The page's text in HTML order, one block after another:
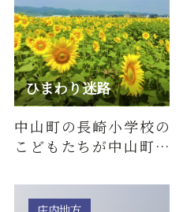
ひまわり迷路
中山町の長崎小学校の
こどもたちが中山町を
たアイディアのひとつ
の「ひま…